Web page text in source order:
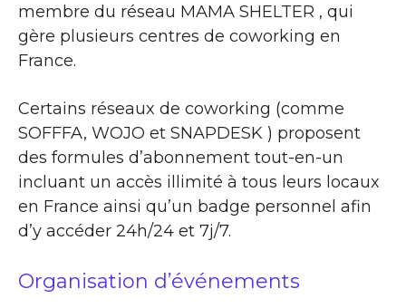
membre du réseau MAMA SHELTER , qui
gère plusieurs centres de coworking en
France.
Certains réseaux de coworking (comme
SOFFFA, WOJO et SNAPDESK ) proposent
des formules d’abonnement tout-en-un
incluant un accès illimité à tous leurs locaux
en France ainsi qu’un badge personnel afin
d’y accéder 24h/24 et 7j/7.
Organisation d’événements